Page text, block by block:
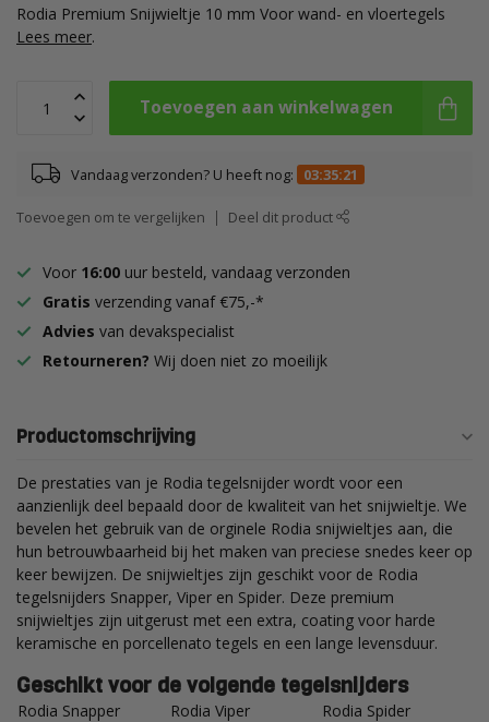
Rodia Premium Snijwieltje 10 mm Voor wand- en vloertegels
Lees meer.
Toevoegen aan winkelwagen
Vandaag verzonden? U heeft nog: 03:35:20
Toevoegen om te vergelijken Deel dit product
Voor 16:00 uur besteld, vandaag verzonden
Gratis verzending vanaf €75,-*
Advies van devakspecialist
Retourneren? Wij doen niet zo moeilijk
Productomschrijving
De prestaties van je Rodia tegelsnijder wordt voor een
aanzienlijk deel bepaald door de kwaliteit van het snijwieltje. We
bevelen het gebruik van de orginele Rodia snijwieltjes aan, die
hun betrouwbaarheid bij het maken van preciese snedes keer op
keer bewijzen. De snijwieltjes zijn geschikt voor de Rodia
tegelsnijders Snapper, Viper en Spider. Deze premium
snijwieltjes zijn uitgerust met een extra, coating voor harde
keramische en porcellenato tegels en een lange levensduur.
Geschikt voor de volgende tegelsnijders
Rodia Snapper Rodia Viper Rodia Spider